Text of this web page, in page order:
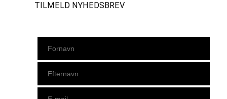
TILMELD NYHEDSBREV